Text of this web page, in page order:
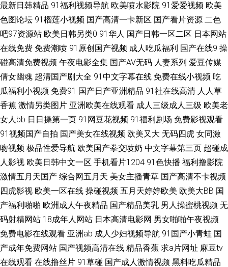
区 91com喷水自慰 迅雷种子资源 日本一本道无码免费视频 第一国产浮力影
院妞 97电影院网 91九色国产TS另类人妖 激情内射亚洲一区二区三区 国产精
品乱码专区 a黄三级三级在线看 不卡视频 91性爱影院 91红桃观看 在线免费
青青草网 国产日韩 成人A网站 91中文 91国外 影视哚哚理论先锋 色情密桃床
上 日漫 殴美一级片 欧洲天天影院视频 久青青草av 99自拍视频 91唐先生探
花视频观看 国产精品专区一区 午夜成人资源福利网 69视频在线看 亚洲色图
区一无码 色综合天天 青青草在线伊人网 日韩精品无码网址 日本少妇视频 欧
美ts 激情片网址 福利伦理免费电影 成人无码精品久久久无套 电影在线网站
欧日韩生活片 免费电影院网站有哪些 精品在线视频 国产精品不卡西区11页
丰满人妻少妇一区二区三区 成年人看的1级桃花岛 wwwavtt天堂 迅雷下载电
最新日韩精品 91福利视频导航 欧美喷水影院 91爱爱视频 欧美
色图论坛 91榴莲小视频 国产高清一卡新区 国产看片资源 二色
吧97资源站 欧美日韩另类0 91华人 国产日韩一区二区 日本网站
在线免费 免费潮喷 91原创国产视频 成人吃瓜福利 国产在线9 操
碰高清免费视频 午夜电影全集 国产AV无码 人妻系列 爱豆传媒
倩女幽魂 超清国产剧大全 91中文字幕在线 免费在线小视频 吃
瓜福利小视频 免费91 国产日产亚洲精品 91社在线高清 人人草
香蕉 激情另类图片 亚洲欧美在线观看 成人三级成人三级 欧美老
女人bb 日日操第一页 91网豆花视频 91福利剧场 免费影视观看
91视频国产自拍 国产美女在线视频 欧美又大 无码四虎 女同激
吻视频 极品性爱导航 欧美国产拳交喷奶 中文字幕第三页 超碰成
人影视 欧美日韩中文一区 手机看片1204 91色快播 福利撸影院
激情五月天国产 综合网五月天 美女主播青草 国产高清不卡视频
四虎影视 欧美一区在线 操碰视频 五月天婷婷欧美 欧美大BB 国
产福利啪啪 欧洲成人午夜精品 国产精品美乳 男人操蜜桃视频 无
码射精网站 18成年人网站 日本高清电影网 男女啪啪午夜视频
免费电影在线观看 亚洲ab 成人少妇视频导航 91国产小青蛙 国
产成年免费网站 国产视频高清在线 精品香蕉 求a片网址 麻豆tv
在线观看 在线撸丝片 91草碰 国产成人激情视频 黑料吃瓜精品